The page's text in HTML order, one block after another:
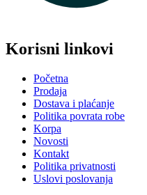
Korisni linkovi
Početna
Prodaja
Dostava i plaćanje
Politika povrata robe
Korpa
Novosti
Kontakt
Politika privatnosti
Uslovi poslovanja